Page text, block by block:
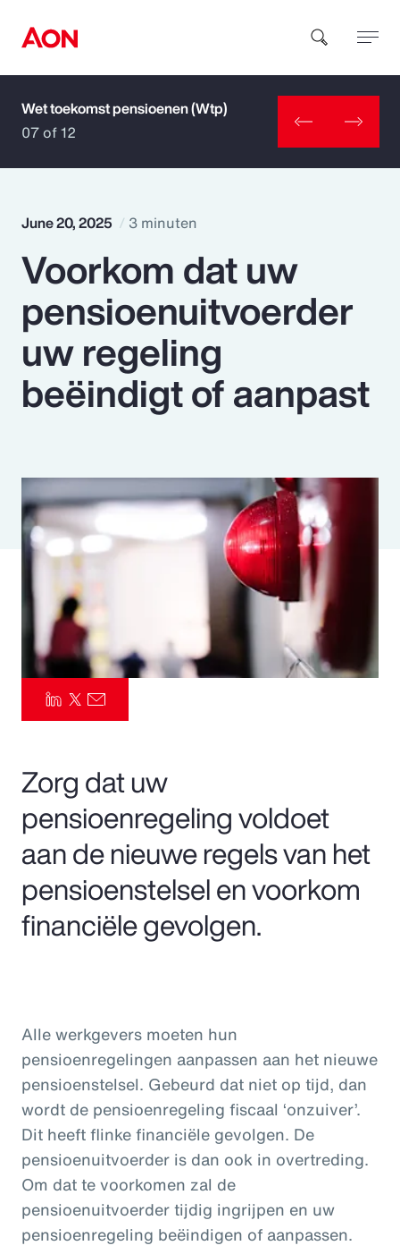
How can we help you?
Popular Searches
Insurance
Benefits
Pay Transparency
Parametrics
Risk Management
Wet toekomst pensioenen (Wtp)
07 of 12
June 20, 2025 3 minuten
Voorkom dat uw
pensioenuitvoerder
uw regeling
beëindigt of aanpast
Zorg dat uw
pensioenregeling voldoet
aan de nieuwe regels van het
pensioenstelsel en voorkom
financiële gevolgen.
Alle werkgevers moeten hun
pensioenregelingen aanpassen aan het nieuwe
pensioenstelsel. Gebeurd dat niet op tijd, dan
wordt de pensioenregeling fiscaal ‘onzuiver’.
Dit heeft flinke financiële gevolgen. De
pensioenuitvoerder is dan ook in overtreding.
Om dat te voorkomen zal de
pensioenuitvoerder tijdig ingrijpen en uw
pensioenregeling beëindigen of aanpassen.